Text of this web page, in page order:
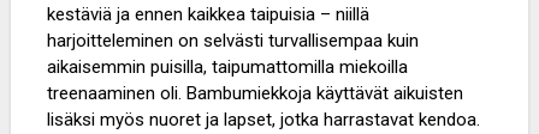
kestäviä ja ennen kaikkea taipuisia – niillä
harjoitteleminen on selvästi turvallisempaa kuin
aikaisemmin puisilla, taipumattomilla miekoilla
treenaaminen oli. Bambumiekkoja käyttävät aikuisten
lisäksi myös nuoret ja lapset, jotka harrastavat kendoa.